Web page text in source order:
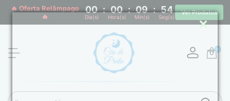
🔥 Oferta Relâmpago
🔥
00 : 00 : 09 : 53
Dia(s) Hora(s) Min(s) Seg(s)
Ver Produtos
0